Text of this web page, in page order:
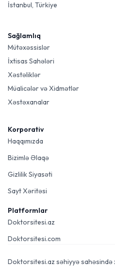
İstanbul, Türkiye
Sağlamlıq
Mütəxəssislər
İxtisas Sahələri
Xəstəliklər
Müalicələr və Xidmətlər
Xəstəxanalar
Korporativ
Haqqımızda
Bizimlə Əlaqə
Gizlilik Siyasəti
Sayt Xəritəsi
Platformlar
Doktorsitesi.az
Doktorsitesi.com
Doktorsitesi.az səhiyyə